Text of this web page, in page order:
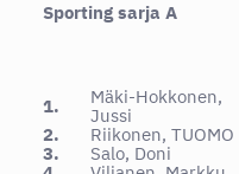
Sporting sarja A
1.
Mäki-Hokkonen,
Jussi
2.
Riikonen, TUOMO
3.
Salo, Doni